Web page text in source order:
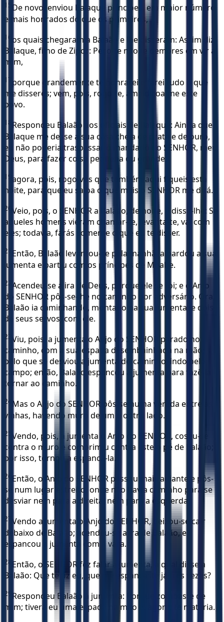
15 De novo, enviou Balaque príncipes, em maior número
e mais honrados do que os primeiros,
16 os quais chegaram a Balaão e lhe disseram: Assim diz
Balaque, filho de Zipor: Peço-te não te demores em vir a
mim,
17 porque grandemente te honrarei e farei tudo o que
me disseres; vem, pois, rogo-te, amaldiçoa-me este
povo.
18 Respondeu Balaão aos oficiais de Balaque: Ainda que
Balaque me desse a sua casa cheia de prata e de ouro,
eu não poderia traspassar o mandado do SENHOR, meu
Deus, para fazer coisa pequena ou grande;
19 agora, pois, rogo-vos que também aqui fiqueis esta
noite, para que eu saiba o que mais o SENHOR me dirá.
20 Veio, pois, o SENHOR a Balaão, de noite, e disse-lhe: Se
aqueles homens vieram chamar-te, levanta-te, vai com
eles; todavia, farás somente o que eu te disser.
21
Então, Balaão levantou-se pela manhã, albardou a sua
jumenta e partiu com os príncipes de Moabe.
22 Acendeu-se a ira de Deus, porque ele se foi; e o Anjo
do SENHOR pôs-se-lhe no caminho por adversário. Ora,
Balaão ia caminhando, montado na sua jumenta, e dois
de seus servos, com ele.
23 Viu, pois, a jumenta o Anjo do SENHOR parado no
caminho, com a sua espada desembainhada na mão;
pelo que se desviou a jumenta do caminho, indo pelo
campo; então, Balaão espancou a jumenta para fazê-la
tornar ao caminho.
24 Mas o Anjo do SENHOR pôs-se numa vereda entre as
vinhas, havendo muro de um e outro lado.
25 Vendo, pois, a jumenta o Anjo do SENHOR, coseu-se
contra o muro e comprimiu contra este o pé de Balaão;
por isso, tornou a espancá-la.
26 Então, o Anjo do SENHOR passou mais adiante e pôs-
se num lugar estreito, onde não havia caminho para se
desviar nem para a direita, nem para a esquerda.
27 Vendo a jumenta o Anjo do SENHOR, deixou-se cair
debaixo de Balaão; acendeu-se a ira de Balaão, e
espancou a jumenta com a vara.
28 Então, o SENHOR fez falar a jumenta, a qual disse a
Balaão: Que te fiz eu, que me espancaste já três vezes?
29 Respondeu Balaão à jumenta: Porque zombaste de
mim; tivera eu uma espada na mão e, agora, te mataria.